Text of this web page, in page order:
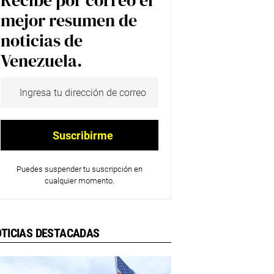
mejor resumen de
noticias de
Venezuela.
Puedes suspender tu suscripción en
cualquier momento.
DESTACADAS